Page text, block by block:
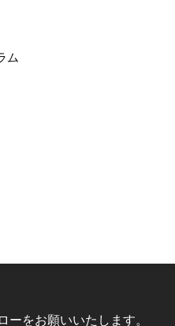
ム
をお願いいたします。